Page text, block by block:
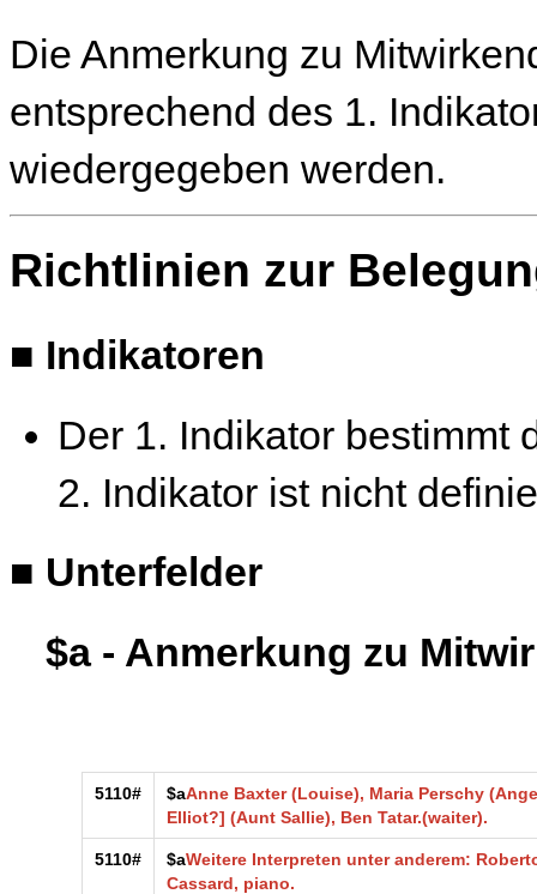
Die Anmerkung zu
entsprechend des 1.
wiedergegeben werden.
Richtlinien zur
■ Indikatoren
Der 1. Indikator bestimmt
2. Indikator ist nicht
■ Unterfelder
$a - Anmerkung zu
5110# $aAnne Baxter (Louise), Maria Perschy
Elliot?] (Aunt Sallie), Ben Tatar.(waiter).
5110# $aWeitere Interpreten unter anderem:
Cassard, piano.